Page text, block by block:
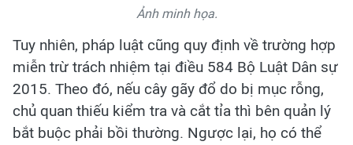
Ảnh minh họa.
Tuy nhiên, pháp luật cũng quy định về trường hợp
miễn trừ trách nhiệm tại điều 584 Bộ Luật Dân sự
2015. Theo đó, nếu cây gãy đổ do bị mục rỗng,
chủ quan thiếu kiểm tra và cắt tỉa thì bên quản lý
bắt buộc phải bồi thường. Ngược lại, họ có thể